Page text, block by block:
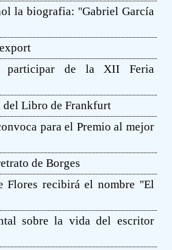
la biografia: ''Gabriel García
participar de la XII Feria
del Libro de Frankfurt
para el Premio al mejor
de Borges
Flores recibirá el nombre ''El
sobre la vida del escritor